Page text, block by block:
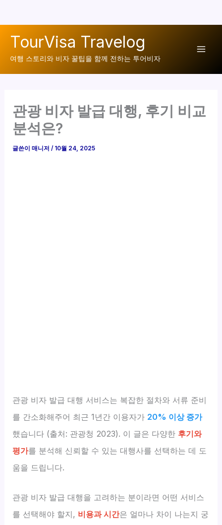
TourVisa Travelog
여행 스토리와 비자 꿀팁을 함께 전하는 투어비자
관광 비자 발급 대행, 후기 비교
분석은?
글쓴이매니저/ 10월 24, 2025
관광 비자 발급 대행 서비스는 복잡한 절차와 서류 준비
를 간소화해주어 최근 1년간 이용자가 20% 이상 증가
했습니다 (출처: 관광청 2023). 이 글은 다양한 후기와
평가를 분석해 신뢰할 수 있는 대행사를 선택하는 데 도
움을 드립니다.
관광 비자 발급 대행을 고려하는 분이라면 어떤 서비스
를 선택해야 할지, 비용과 시간은 얼마나 차이 나는지 궁